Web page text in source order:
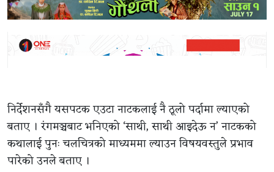
निर्देशनसँगै यसपटक एउटा नाटकलाई नै ठूलो पर्दामा ल्याएको
बताए । रंगमञ्चबाट भनिएको ‘साथी, साथी आइदेऊ न’ नाटकको
कथालाई पुनः चलचित्रको माध्यममा ल्याउन विषयवस्तुले प्रभाव
पारेको उनले बताए ।